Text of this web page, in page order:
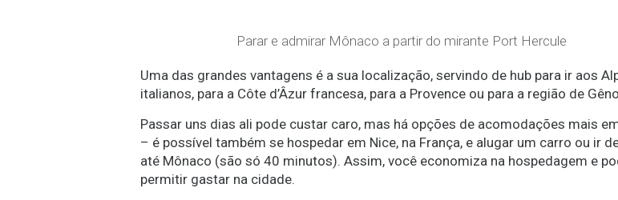
Parar e admirar Mônaco a partir do mirante Port Hercule
Uma das grandes vantagens é a sua localização, servindo de hub para ir aos
italianos, para a Côte d’Âzur francesa, para a Provence ou para a região de
Passar uns dias ali pode custar caro, mas há opções de acomodações mais
– é possível também se hospedar em Nice, na França, e alugar um carro ou ir
até Mônaco (são só 40 minutos). Assim, você economiza na hospedagem e
permitir gastar na cidade.